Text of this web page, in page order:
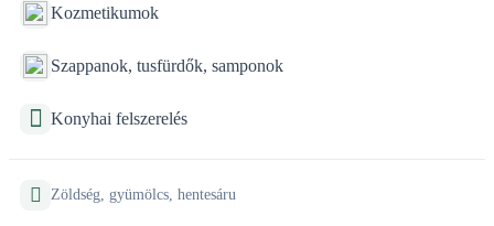
Kozmetikumok
Szappanok, tusfürdők, samponok
Konyhai felszerelés
Zöldség, gyümölcs, hentesáru